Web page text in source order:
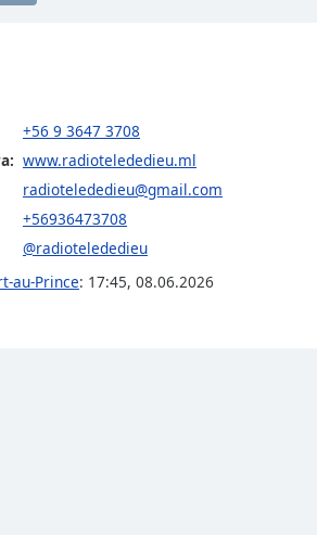
+56 9 3647 3708
www.radiotelededieu.ml
radiotelededieu@gmail.com
+56936473708
@radiotelededieu
au-Prince: 17:45, 08.06.2026